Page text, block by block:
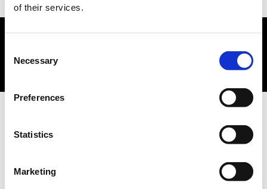
of their services.
Selection
Necessary
Preferences
Statistics
Marketing